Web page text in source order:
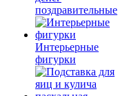
поздравительные
Интерьерные
фигурки